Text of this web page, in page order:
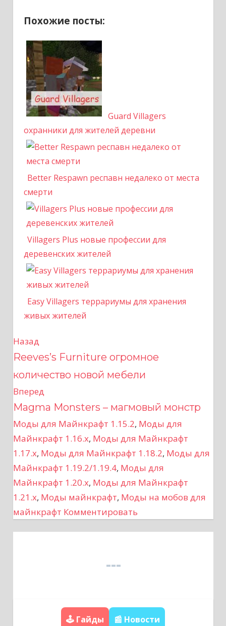
Похожие посты:
Guard Villagers
охранники для жителей деревни
Better Respawn респавн недалеко от места
смерти
Villagers Plus новые профессии для
деревенских жителей
Easy Villagers террариумы для хранения
живых жителей
Н
а
в
и
г
а
ц
и
я
Назад
Reeves’s Furniture огромное
количество новой мебели
Вперед
Magma Monsters – магмовый монстр
Моды для Майнкрафт 1.15.2, Моды для
Майнкрафт 1.16.x, Моды для Майнкрафт
1.17.x, Моды для Майнкрафт 1.18.2, Моды для
Майнкрафт 1.19.2/1.19.4, Моды для
Майнкрафт 1.20.x, Моды для Майнкрафт
1.21.x, Моды майнкрафт, Моды на мобов для
майнкрафт Комментировать
🕹️ Гайды 📰 Новости